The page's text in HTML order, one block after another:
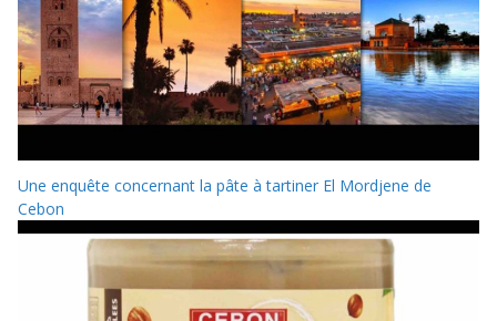
Une enquête concernant la pâte à tartiner El Mordjene de
Cebon